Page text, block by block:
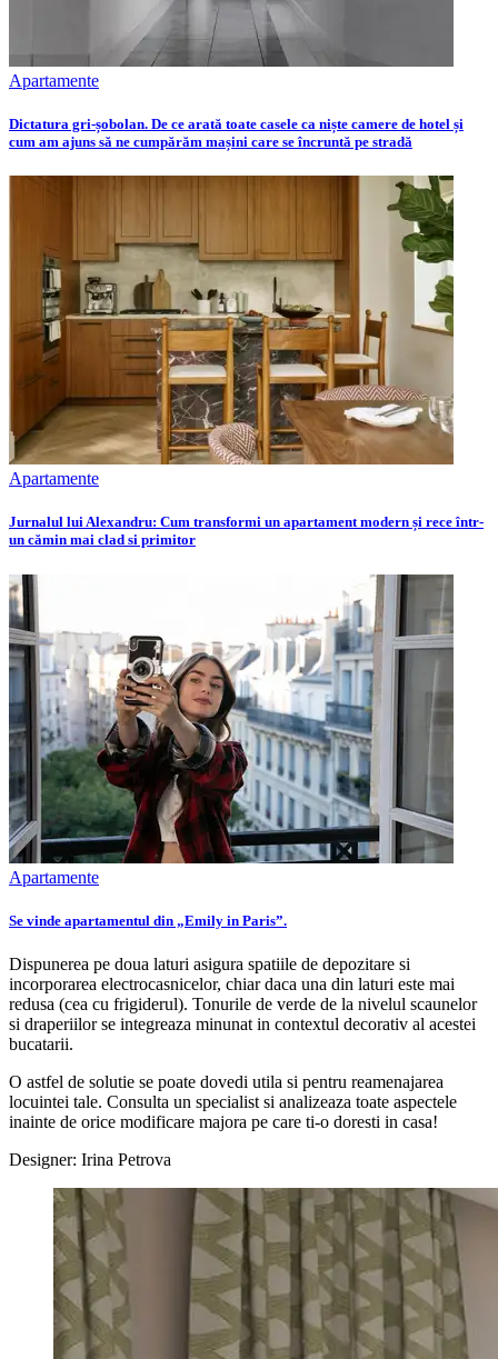
Apartamente
Dictatura gri-șobolan. De ce arată toate casele ca niște camere de hotel și
cum am ajuns să ne cumpărăm mașini care se încruntă pe stradă
Apartamente
Jurnalul lui Alexandru: Cum transformi un apartament modern și rece într-
un cămin mai clad si primitor
Apartamente
Se vinde apartamentul din „Emily in Paris”.
Dispunerea pe doua laturi asigura spatiile de depozitare si
incorporarea electrocasnicelor, chiar daca una din laturi este mai
redusa (cea cu frigiderul). Tonurile de verde de la nivelul scaunelor
si draperiilor se integreaza minunat in contextul decorativ al acestei
bucatarii.
O astfel de solutie se poate dovedi utila si pentru reamenajarea
locuintei tale. Consulta un specialist si analizeaza toate aspectele
inainte de orice modificare majora pe care ti-o doresti in casa!
Designer: Irina Petrova